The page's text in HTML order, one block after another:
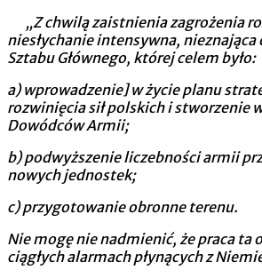
„Z chwilą zaistnienia zagrożenia
niesłycha­nie intensywna, nieznająca
Sztabu Głównego, której celem było:
a) wprowadzenie] w życie planu
rozwinięcia sił polskich i stworzenie
Dowódców Armii;
b) podwyższenie liczebności armii
nowych jednostek;
c) przygotowanie obronne terenu.
Nie mogę nie nadmienić, że praca ta
ciągłych alarmach płynących z